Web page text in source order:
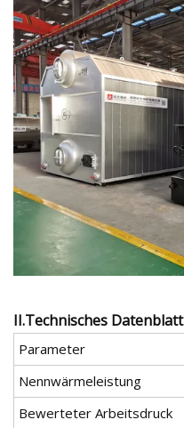
II.Technisches Datenblatt
Parameter
Nennwärmeleistung
Bewerteter Arbeitsdruck